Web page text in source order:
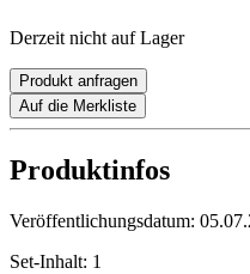
Derzeit nicht auf Lager
Produkt anfragen
Auf die Merkliste
Produktinfos
Veröffentlichungsdatum:
Set-Inhalt: 1